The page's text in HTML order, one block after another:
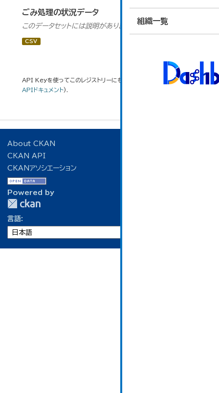
組織一覧
ごみ処理の状況データ
このデータセットには説明がありません
CSV
API Keyを使ってこのレジストリーにもアクセス可能ですAPI(see
APIドキュメント).
About CKAN
CKAN API
CKANアソシエーション
Powered by
言語